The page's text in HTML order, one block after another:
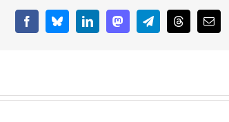
FacebookBlueskyLinkedInMastodonTelegramThreadsEmail